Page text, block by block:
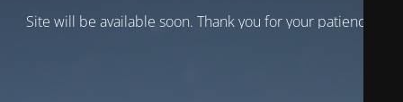
Site will be available soon. Thank you for your patience!